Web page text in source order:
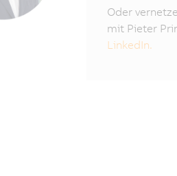
Oder
mit Pieter
LinkedIn.